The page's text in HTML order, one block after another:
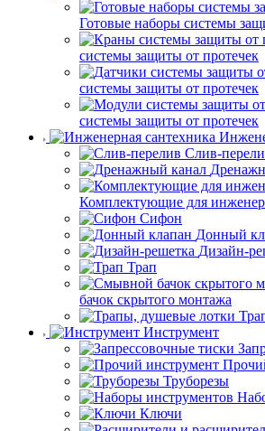
Готовые наборы системы
системы защиты от протечек
системы защиты от протечек
системы защиты от протечек
Слив-
Комплектующие для
Сифон
Донный
Дизайн-
Трап
бачок скрытого монтажа
Инструмент
Труборезы
Ключи